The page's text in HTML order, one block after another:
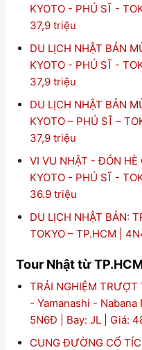
KYOTO - PHÚ SĨ -
37,9 triệu
DU LỊCH NHẬT BẢN
KYOTO - PHÚ SĨ -
37,9 triệu
DU LỊCH NHẬT BẢN
KYOTO – PHÚ SĨ –
37,9 triệu
VI VU NHẬT - ĐÓN HÈ
KYOTO - PHÚ SĨ -
36.9 triệu
DU LỊCH NHẬT BẢN:
TOKYO – TP.HCM |
Tour Nhật từ
TRẢI NGHIỆM
- Yamanashi - Nabana
5N6Đ | Bay: JL | Giá:
CUNG ĐƯỜNG CỔ